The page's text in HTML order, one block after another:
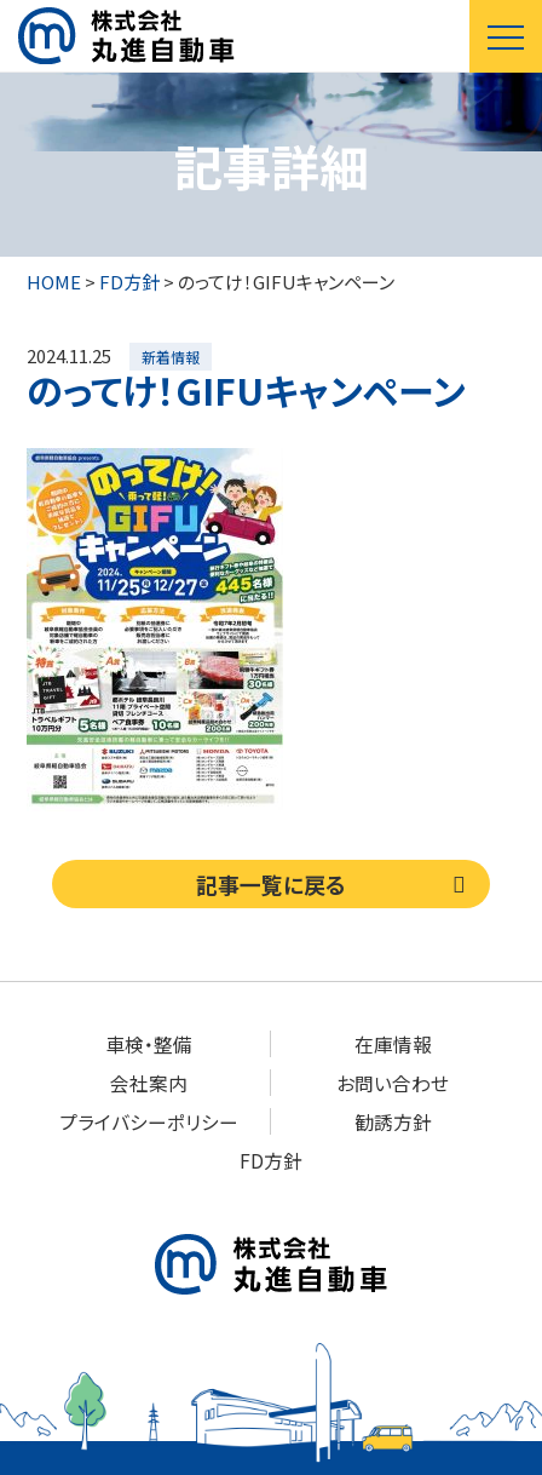
記事詳細
HOME> FD方針> のってけ！GIFUキャンペーン
2024.11.25 新着情報
のってけ！GIFUキャンペーン
記事一覧に戻る
車検・整備
在庫情報
会社案内
お問い合わせ
プライバシーポリシー
勧誘方針
FD方針